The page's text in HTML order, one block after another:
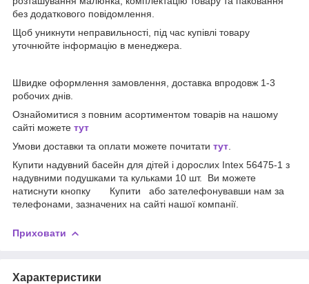
без додаткового повідомлення.
Щоб уникнути неправильності, під час купівлі товару
уточнюйте інформацію в менеджера.
Швидке оформлення замовлення, доставка впродовж 1-3
робочих днів.
Ознайомитися з повним асортиментом товарів на нашому
сайті можете тут
Умови доставки та оплати можете почитати тут
Купити надувний басейн для дітей і дорослих Intex 56475-1 з
надувними подушками та кульками 10 шт. Ви можете
натиснути кнопку Купити або зателефонувавши нам за
телефонами, зазначених на сайті нашої компанії.
Приховати
Характеристики